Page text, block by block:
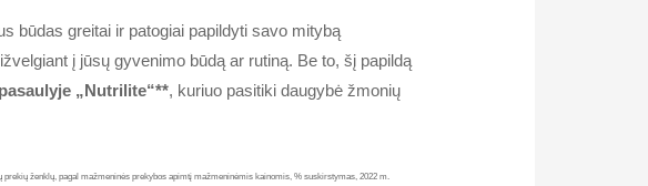
būdas greitai ir patogiai papildyti savo mitybą
į jūsų gyvenimo būdą ar rutiną. Be to, šį papildą
„Nutrilite“**, kuriuo pasitiki daugybė žmonių
ženklų, pagal mažmeninės prekybos apimtį mažmeninėmis kainomis, % suskirstymas, 2022 m.